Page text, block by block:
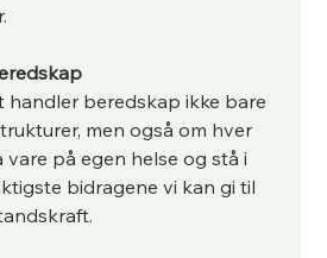
handler beredskap ikke bare
men også om hver
vare på egen helse og stå i
bidragene vi kan gi til